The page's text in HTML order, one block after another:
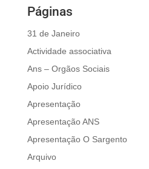
Páginas
31 de Janeiro
Actividade associativa
Ans – Orgãos Sociais
Apoio Jurídico
Apresentação
Apresentação ANS
Apresentação O Sargento
Arquivo